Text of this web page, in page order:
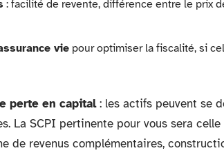
: facilité de revente, différence entre le prix
vie pour optimiser la fiscalité, si
perte en capital: les actifs peuvent se
La SCPI pertinente pour vous sera
de revenus complémentaires,